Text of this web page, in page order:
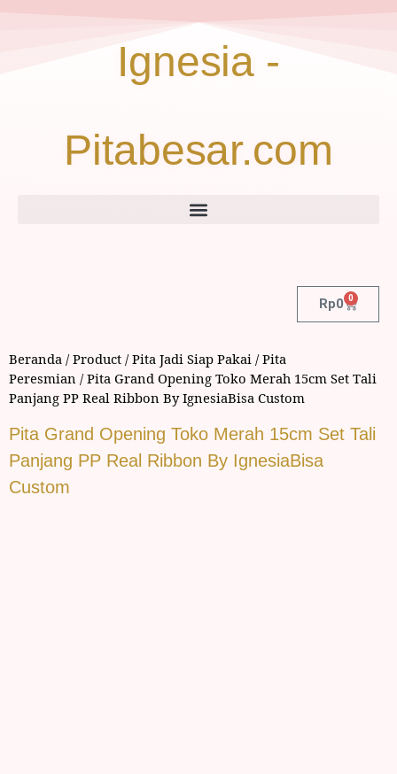
Ignesia -
Pitabesar.com
Rp0 0
Beranda /Product /Pita Jadi Siap Pakai /Pita
Peresmian / Pita Grand Opening Toko Merah 15cm Set Tali
Panjang PP Real Ribbon By IgnesiaBisa Custom
Pita Grand Opening Toko Merah 15cm Set Tali
Panjang PP Real Ribbon By IgnesiaBisa
Custom